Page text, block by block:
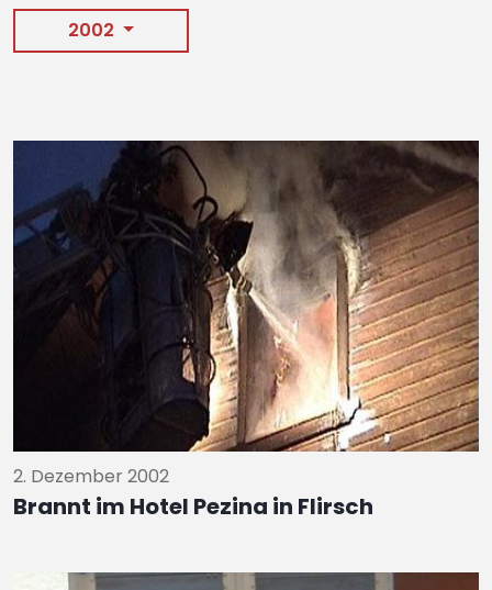
2002
2. Dezember 2002
Brannt im Hotel Pezina in Flirsch